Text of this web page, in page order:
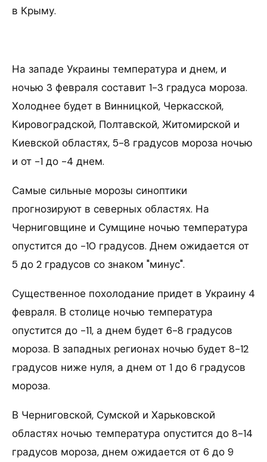
в Крыму.
На западе Украины температура и днем, и
ночью 3 февраля составит 1-3 градуса мороза.
Холоднее будет в Винницкой, Черкасской,
Кировоградской, Полтавской, Житомирской и
Киевской областях, 5-8 градусов мороза ночью
и от -1 до -4 днем.
Самые сильные морозы синоптики
прогнозируют в северных областях. На
Черниговщине и Сумщине ночью температура
опустится до -10 градусов. Днем ожидается от
5 до 2 градусов со знаком "минус".
Существенное похолодание придет в Украину 4
февраля. В столице ночью температура
опустится до -11, а днем будет 6-8 градусов
мороза. В западных регионах ночью будет 8-12
градусов ниже нуля, а днем от 1 до 6 градусов
мороза.
В Черниговской, Сумской и Харьковской
областях ночью температура опустится до 8-14
градусов мороза, днем ожидается от 6 до 9